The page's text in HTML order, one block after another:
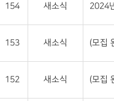
154 새소식 2024
153 새소식 (모집
152 새소식 (모집